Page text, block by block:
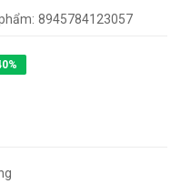
8945784123057